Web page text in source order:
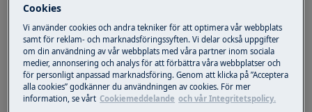
apparater är det nödvändigt att två personer flyttar
dem.
Använd alltid skyddshandskar och skyddsskor.
Observera att självreparation eller icke-professionell
reparation kan få säkerhetsmässiga konsekvenser
Cookies
Vi använder cookies och andra tekniker för att optimera vår webbplats
samt för reklam- och marknadsföringssyften. Vi delar också uppgifter
om din användning av vår webbplats med våra partner inom sociala
medier, annonsering och analys för att förbättra våra webbplatser och
för personligt anpassad marknadsföring. Genom att klicka på ”Acceptera
alla cookies” godkänner du användningen av cookies. För mer
information, se vårt Cookiemeddelande och vår Integritetspolicy.